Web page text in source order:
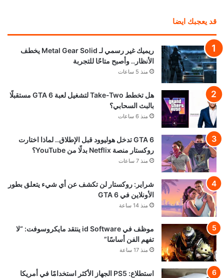
قد يعجبك ايضا
ريميك غير رسمي لـ Metal Gear Solid يخطف
الأنظار.. وأصبح متاحًا للتجربة
منذ 5 ساعات
هل تخطط Take-Two لتشغيل لعبة GTA 6 مستقبلًا
بالبث السحابي؟
منذ 6 ساعات
GTA 6 تدخل هوليوود قبل الإطلاق.. لماذا اختارت
روكستار منصة Netflix بدلًا من YouTube؟
منذ 7 ساعات
شراير: روكستار لن تكشف عن أي شيء يتعلق بطور
الأونلاين في GTA 6
منذ 14 ساعة
موظف في id Software ينتقد مايكروسوفت: “لا
تفهم الفن أساسًا”
منذ 17 ساعة
استطلاع: PS5 الجهاز الأكثر استخدامًا في أمريكا